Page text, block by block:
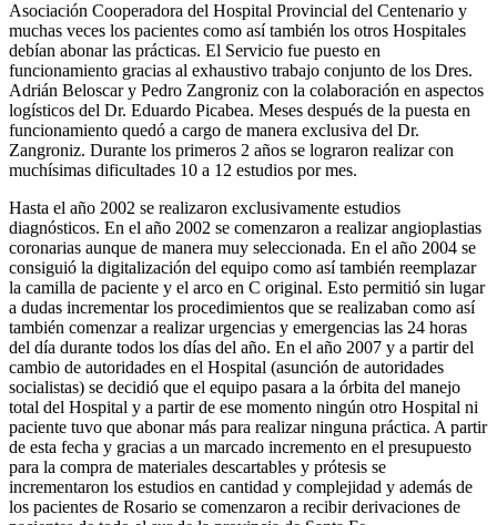
Asociación Cooperadora del Hospital Provincial del Centenario y
muchas veces los pacientes como así también los otros Hospitales
debían abonar las prácticas. El Servicio fue puesto en
funcionamiento gracias al exhaustivo trabajo conjunto de los Dres.
Adrián Beloscar y Pedro Zangroniz con la colaboración en aspectos
logísticos del Dr. Eduardo Picabea. Meses después de la puesta en
funcionamiento quedó a cargo de manera exclusiva del Dr.
Zangroniz. Durante los primeros 2 años se lograron realizar con
muchísimas dificultades 10 a 12 estudios por mes.
Hasta el año 2002 se realizaron exclusivamente estudios
diagnósticos. En el año 2002 se comenzaron a realizar angioplastias
coronarias aunque de manera muy seleccionada. En el año 2004 se
consiguió la digitalización del equipo como así también reemplazar
la camilla de paciente y el arco en C original. Esto permitió sin lugar
a dudas incrementar los procedimientos que se realizaban como así
también comenzar a realizar urgencias y emergencias las 24 horas
del día durante todos los días del año. En el año 2007 y a partir del
cambio de autoridades en el Hospital (asunción de autoridades
socialistas) se decidió que el equipo pasara a la órbita del manejo
total del Hospital y a partir de ese momento ningún otro Hospital ni
paciente tuvo que abonar más para realizar ninguna práctica. A partir
de esta fecha y gracias a un marcado incremento en el presupuesto
para la compra de materiales descartables y prótesis se
incrementaron los estudios en cantidad y complejidad y además de
los pacientes de Rosario se comenzaron a recibir derivaciones de